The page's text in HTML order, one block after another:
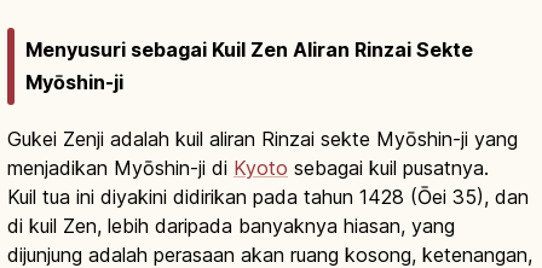
Menyusuri sebagai Kuil Zen Aliran Rinzai Sekte
Myōshin-ji
Gukei Zenji adalah kuil aliran Rinzai sekte Myōshin-ji yang
menjadikan Myōshin-ji di Kyoto sebagai kuil pusatnya.
Kuil tua ini diyakini didirikan pada tahun 1428 (Ōei 35), dan
di kuil Zen, lebih daripada banyaknya hiasan, yang
dijunjung adalah perasaan akan ruang kosong, ketenangan,